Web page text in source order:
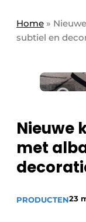
Home »
subtiel en
Nieuwe
met
PRODUCTEN23